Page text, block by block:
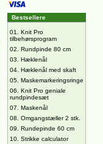
Bestsellere
01. Knit Pro
tilbehørsprogram
02. Rundpinde 80 cm
03. Hæklenål
04. Hæklenål med skaft
05. Maskemarkeringsringe
06. Knit Pro geniale
rundpindesæt
07. Maskenål
08. Omgangstæller 2 stk.
09. Rundepinde 60 cm
10. Strikke calculator